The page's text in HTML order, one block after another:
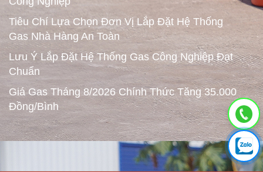
Tiêu Chí Lựa Chọn Đơn Vị Lắp Đặt Hệ Thống
Gas Nhà Hàng An Toàn
Lưu Ý Lắp Đặt Hệ Thống Gas Công Nghiệp Đạt
Chuẩn
Giá Gas Tháng 8/2026 Chính Thức Tăng 35.000
Đồng/Bình